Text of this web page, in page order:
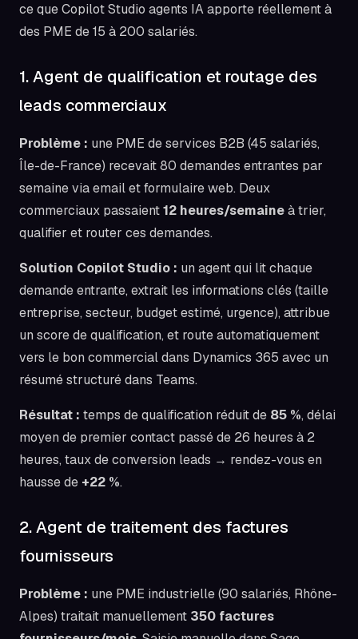
ce que Copilot Studio agents IA apporte réellement à
des PME de 15 à 200 salariés.
1. Agent de qualification et routage des
leads commerciaux
Problème : une PME de services B2B (45 salariés,
Île-de-France) recevait 80 demandes entrantes par
semaine via email et formulaire web. Deux
commerciaux passaient12 heures/semaineà trier,
qualifier et router ces demandes.
Solution Copilot Studio : un agent qui lit chaque
demande entrante, extrait les informations clés (taille
entreprise, secteur, budget estimé, urgence), attribue
un score de qualification, et route automatiquement
vers le bon commercial dans Dynamics 365 avec un
résumé structuré dans Teams.
Résultat : temps de qualification réduit de 85 %, délai
moyen de premier contact passé de 26 heures à 2
heures, taux de conversion leads → rendez-vous en
hausse de +22 %.
2. Agent de traitement des factures
fournisseurs
Problème : une PME industrielle (90 salariés, Rhône-
Alpes) traitait manuellement 350 factures